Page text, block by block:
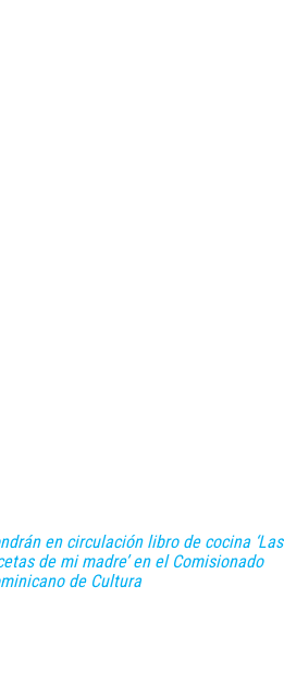
en circulación libro de cocina ‘Las
de mi madre’ en el Comisionado
de Cultura